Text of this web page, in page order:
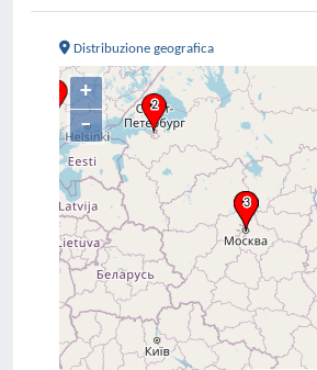
Distribuzione geografica
+
–